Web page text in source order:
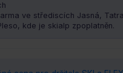
ve střediscích Jasná,
kde je skialp zpoplatněn.